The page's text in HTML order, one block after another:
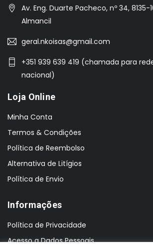
Av. Eng. Duarte Pacheco, nº 34, 8135-
Almancil
geral.nkoisas@gmail.com
+351 939 639 419 (chamada para
nacional)
Loja Online
Minha Conta
Termos & Condições
Política de Reembolso
Alternativa de Litígios
Política de Envio
Informações
Política de Privacidade
Acesso a Dados Pessoais